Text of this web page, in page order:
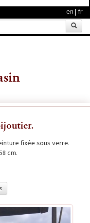
en | fr
fixée sous verre.
cm.